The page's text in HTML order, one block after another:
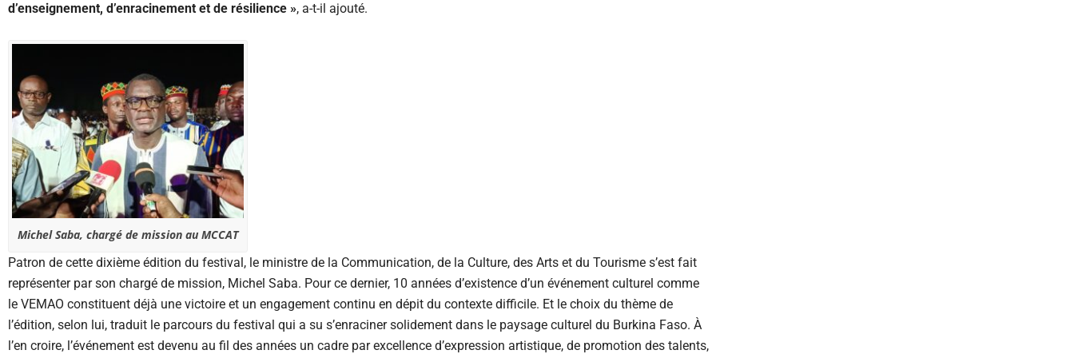
d’enseignement, d’enracinement et de résilience », a-t-il ajouté.
Michel Saba, chargé de mission au MCCAT
Patron de cette dixième édition du festival, le ministre de la Communication, de la Culture, des Arts et du Tourisme s’est fait
représenter par son chargé de mission, Michel Saba. Pour ce dernier, 10 années d’existence d’un événement culturel comme
le VEMAO constituent déjà une victoire et un engagement continu en dépit du contexte difficile. Et le choix du thème de
l’édition, selon lui, traduit le parcours du festival qui a su s’enraciner solidement dans le paysage culturel du Burkina Faso. À
l’en croire, l’événement est devenu au fil des années un cadre par excellence d’expression artistique, de promotion des talents,